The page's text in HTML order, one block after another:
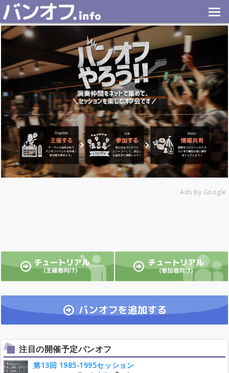
Ads by Google
注目の開催予定バンオフ
第13回 1985-1995セッション